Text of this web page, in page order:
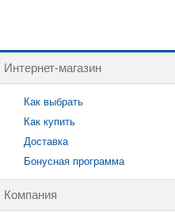
Интернет-магазин
Как выбрать
Как купить
Доставка
Бонусная программа
Компания